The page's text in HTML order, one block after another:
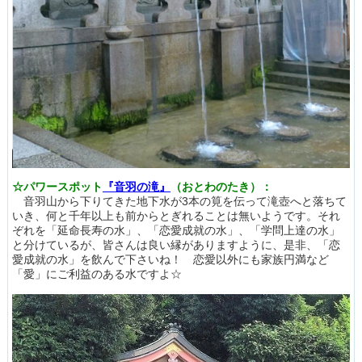
☆パワースポット 『音羽の滝』
（おとわのたき）：
音羽山から下りてきた地下水が3本の筧を伝って滝壺へと落ちて
いき、何と千年以上も前からとぎれることは無いようです。それ
ぞれを「延命長寿の水」、「恋愛成就の水」、「学問上達の水」
と分けているが、皆さんは良い縁がありますように、是非、「恋
愛成就の水」を飲んで下さいね！ 恋愛以外にも家族円満など
「愛」にご利益のある水ですよ☆